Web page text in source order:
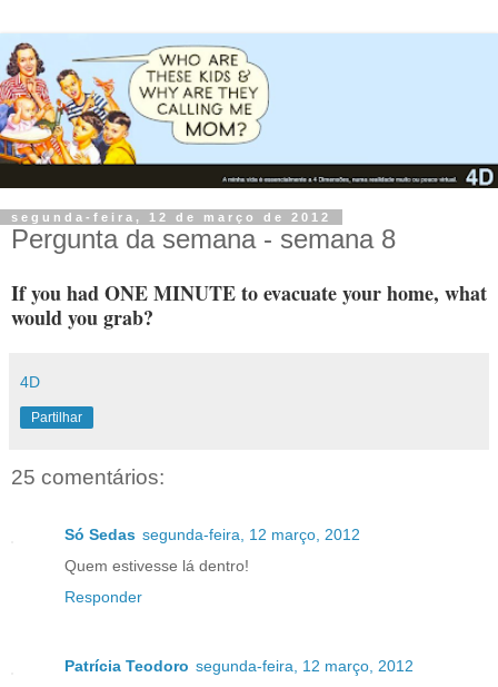
segunda-feira, 12 de março de 2012
Pergunta da semana - semana 8
If you had ONE MINUTE to evacuate your home, what
would you grab?
4D
Partilhar
25 comentários:
Só Sedas segunda-feira, 12 março, 2012
Quem estivesse lá dentro!
Responder
Patrícia Teodoro segunda-feira, 12 março, 2012